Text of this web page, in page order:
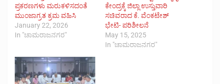
ಪ್ರಕರಣಗಳು ಮರುಕಳಿಸದಂತೆ
ಮುಂಜಾಗ್ರತ ಕ್ರಮ ವಹಿಸಿ
January 22, 2026
In "ಚಾಮರಾಜನಗರ"
ಕೇಂದ್ರಕ್ಕೆ ಜಿಲ್ಲಾ ಉಸ್ತುವಾರಿ
ಸಚಿವರಾದ ಕೆ. ವೆಂಕಟೇಶ್
ಭೇಟಿ- ಪರಿಶೀಲನೆ
May 15, 2025
In "ಚಾಮರಾಜನಗರ"